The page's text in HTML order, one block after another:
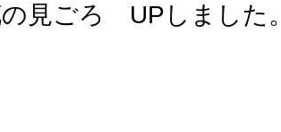
見ごろ UPしました。